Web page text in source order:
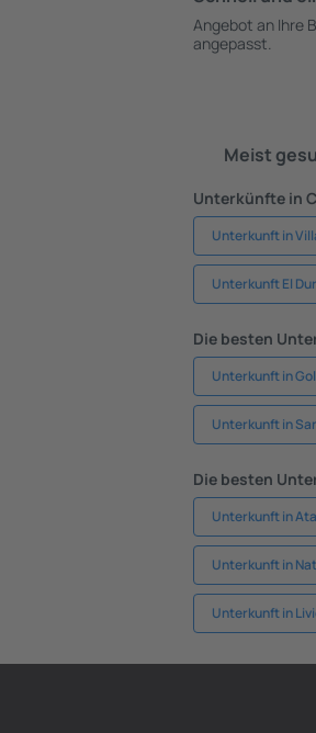
Angebot an Ihre
angepasst.
Meist
Unterkünfte in
Unterkunft in
Unterkunft El
Die besten
Unterkunft in
Unterkunft in
Die besten
Unterkunft in
Unterkunft in
Unterkunft in